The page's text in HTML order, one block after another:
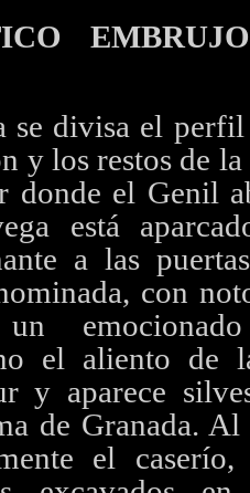
se divisa el
y los restos de
donde el Genil
está
a las
con
un
el aliento de
y aparece
de Granada.
el